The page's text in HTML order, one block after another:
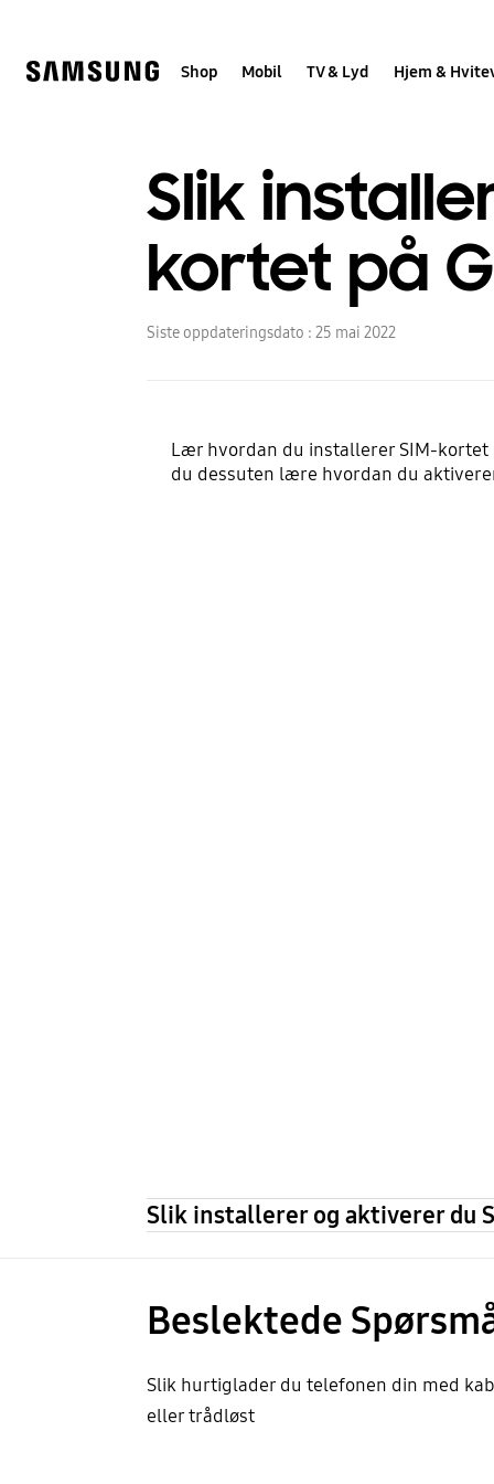
Shop Mobil TV & Lyd Hjem &
Slik
kortet på
Siste oppdateringsdato : 25 mai 2022
Lær hvordan du installerer SIM-kortet
du dessuten lære hvordan du
Slik installerer og aktiverer du
Beslektede
Slik hurtiglader du telefonen din med
eller trådløst